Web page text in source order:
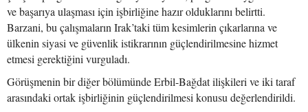
ve başarıya ulaşması için işbirliğine hazır olduklarını belirtti.
Barzani, bu çalışmaların Irak’taki tüm kesimlerin çıkarlarına ve
ülkenin siyasi ve güvenlik istikrarının güçlendirilmesine hizmet
etmesi gerektiğini vurguladı.
Görüşmenin bir diğer bölümünde Erbil-Bağdat ilişkileri ve iki taraf
arasındaki ortak işbirliğinin güçlendirilmesi konusu değerlendirildi.